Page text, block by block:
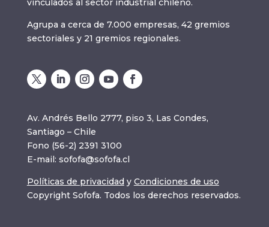
vinculados al sector industrial chileno.
Agrupa a cerca de 7.000 empresas, 42 gremios
sectoriales y 21 gremios regionales.
Av. Andrés Bello 2777, piso 3, Las Condes,
Santiago – Chile
Fono (56-2) 2391 3100
E-mail: sofofa@sofofa.cl
Políticas de privacidad y Condiciones de uso
Copyright Sofofa. Todos los derechos reservados.